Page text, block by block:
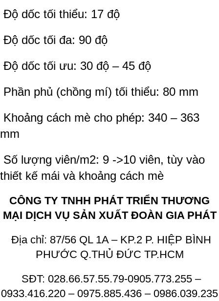
Độ dốc tối thiểu: 17 độ
Độ dốc tối đa: 90 độ
Độ dốc tối ưu: 30 độ – 45 độ
Phần phủ (chồng mí) tối thiểu: 80 mm
Khoảng cách mè cho phép: 340 – 363
mm
Số lượng viên/m2: 9 ->10 viên, tùy vào
thiết kế mái và khoảng cách mè
CÔNG TY TNHH PHÁT TRIỂN THƯƠNG
MẠI DỊCH VỤ SẢN XUẤT ĐOÀN GIA PHÁT
Địa chỉ: 87/56 QL 1A – KP.2 P. HIỆP BÌNH
PHƯỚC Q.THỦ ĐỨC TP.HCM
SĐT: 028.66.57.55.79-0905.773.255 –
0933.416.220 – 0975.885.436 – 0986.039.235